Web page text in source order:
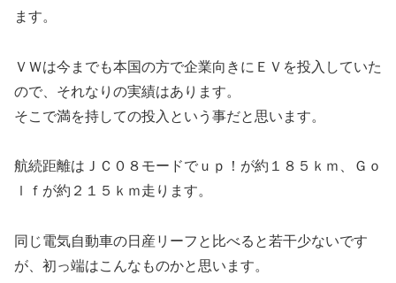
ます。
ＶＷは今までも本国の方で企業向きにＥＶを投入していた
ので、それなりの実績はあります。
そこで満を持しての投入という事だと思います。
航続距離はＪＣ０８モードでｕｐ！が約１８５ｋｍ、Ｇｏ
ｌｆが約２１５ｋｍ走ります。
同じ電気自動車の日産リーフと比べると若干少ないです
が、初っ端はこんなものかと思います。